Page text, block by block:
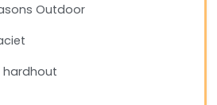
Outdoor
hardhout